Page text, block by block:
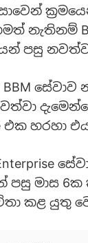
නැතිනම්
පසු
BBM
එක හරහා
පසු මාස 6ක
කළ යුතු